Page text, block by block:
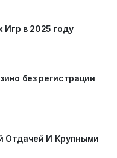
в 2025 году
без регистрации
Отдачей И Крупными